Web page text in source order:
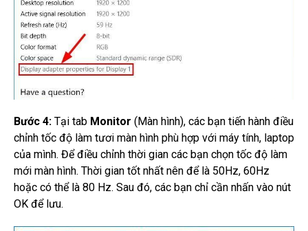
Bước 4: Tại tab Monitor (Màn hình), các bạn tiến hành điều
chỉnh tốc độ làm tươi màn hình phù hợp với máy tính, laptop
của mình. Để điều chỉnh thời gian các bạn chọn tốc độ làm
mới màn hình. Thời gian tốt nhất nên để là 50Hz, 60Hz
hoặc có thể là 80 Hz. Sau đó, các bạn chỉ cần nhấn vào nút
OK để lưu.